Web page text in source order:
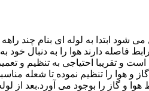
شود ابتدا به لوله ای بنام چند
فاصله دارند هوا را به دنبال
تقریبا احتیاجی به تنظیم و
را تنظیم نموده تا شعله
و گاز را بوجود می آورد.بعد از